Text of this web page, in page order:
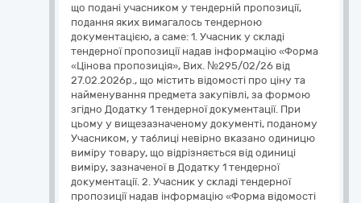
що подані учасником у тендерній пропозиції,
подання яких вимагалось тендерною
документацією, а саме: 1. Учасник у складі
тендерної пропозиції надав інформацію «Форма
«Цінова пропозиція», Вих. №295/02/26 від
27.02.2026р., що містить відомості про ціну та
найменування предмета закупівлі, за формою
згідно Додатку 1 тендерної документації. При
цьому у вищезазначеному документі, поданому
Учасником, у таблиці невірно вказано одиницю
виміру товару, що відрізняється від одиниці
виміру, зазначеної в Додатку 1 тендерної
документації. 2. Учасник у складі тендерної
пропозиції надав інформацію «Форма відомості